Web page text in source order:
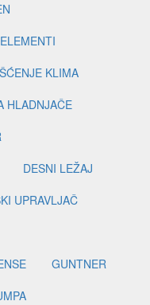
KLIMA
HLADNJAČE
DESNI LEŽAJ
UPRAVLJAČ
GUNTNER